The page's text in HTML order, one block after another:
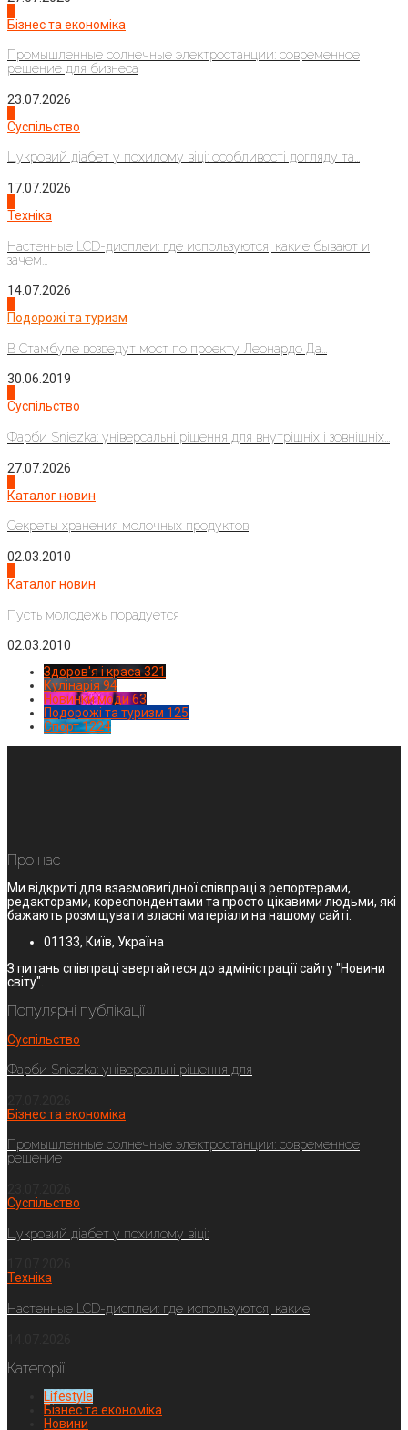
Бізнес та економіка
Промышленные солнечные электростанции: современное
решение для бизнеса
23.07.2026
Суспільство
Цукровий діабет у похилому віці: особливості догляду та...
17.07.2026
Техніка
Настенные LCD-дисплеи: где используются, какие бывают и
зачем...
14.07.2026
Подорожі та туризм
В Стамбуле возведут мост по проекту Леонардо Да...
30.06.2019
Суспільство
Фарби Sniezka: універсальні рішення для внутрішніх і зовнішніх...
27.07.2026
Каталог новин
Секреты хранения молочных продуктов
02.03.2010
Каталог новин
Пусть молодежь порадуется
02.03.2010
Здоров'я і краса 321
Кулінарія 94
Новинки моди 63
Подорожі та туризм 125
Спорт1224
Про нас
Ми відкриті для взаємовигідної співпраці з репортерами,
редакторами, кореспондентами та просто цікавими людьми, які
бажають розміщувати власні матеріали на нашому сайті.
01133, Київ, Україна
З питань співпраці звертайтеся до адміністрації сайту "Новини
світу".
Популярні публікації
Суспільство
Фарби Sniezka: універсальні рішення для
Бізнес та економіка
Промышленные солнечные электростанции: современное
решение
Суспільство
Цукровий діабет у похилому віці:
Техніка
Настенные LCD-дисплеи: где используются, какие
Категорії
Lifestyle
Бізнес та економіка
Новини